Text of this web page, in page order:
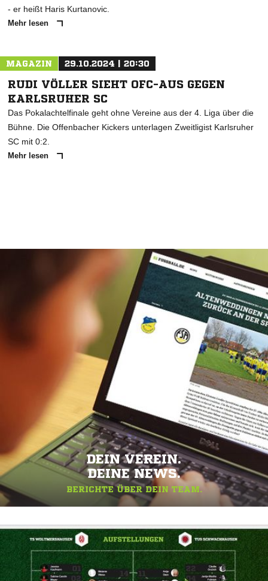
- er heißt Haris Kurtanovic.
Mehr lesen
MAGAZIN 29.10.2024 | 20:30
RUDI VÖLLER SIEHT OFC-AUS GEGEN
KARLSRUHER SC
Das Pokalachtelfinale geht ohne Vereine aus der 4. Liga über die
Bühne. Die Offenbacher Kickers unterlagen Zweitligist Karlsruher
SC mit 0:2.
Mehr lesen
DEIN VEREIN.
DEINE NEWS.
BERICHTE ÜBER DEIN TEAM.